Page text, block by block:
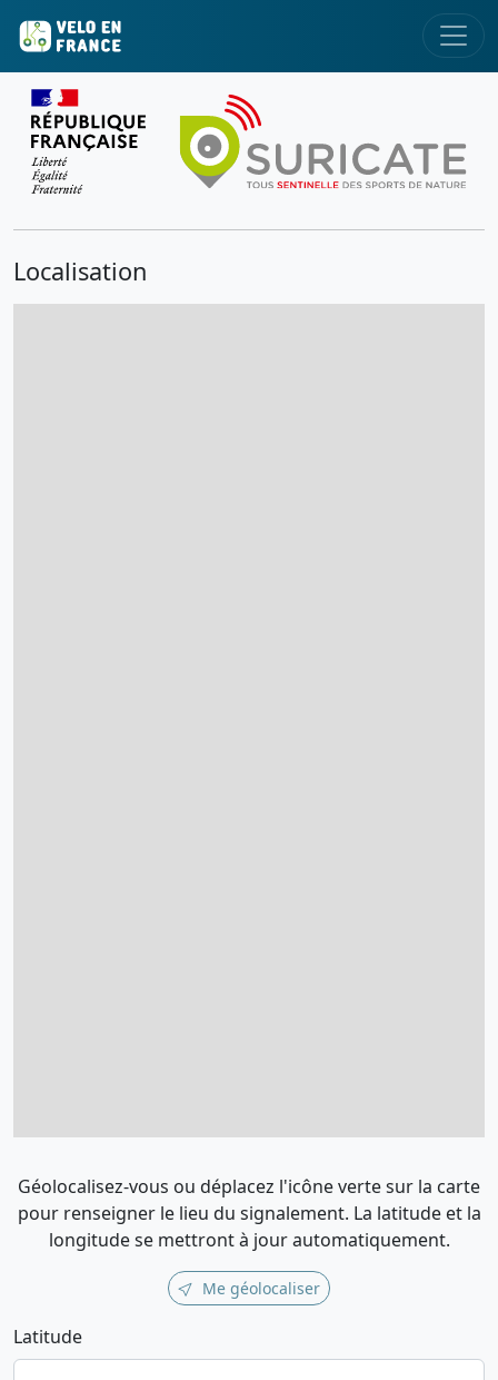
Localisation
Géolocalisez-vous ou déplacez l'icône verte sur la carte
pour renseigner le lieu du signalement. La latitude et la
longitude se mettront à jour automatiquement.
Me géolocaliser
Latitude